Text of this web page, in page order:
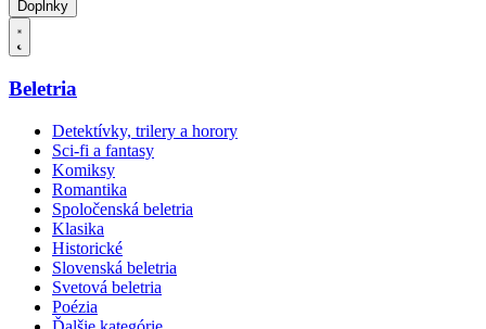
Doplnky
Beletria
Detektívky, trilery a horory
Sci-fi a fantasy
Komiksy
Romantika
Spoločenská beletria
Klasika
Historické
Slovenská beletria
Svetová beletria
Poézia